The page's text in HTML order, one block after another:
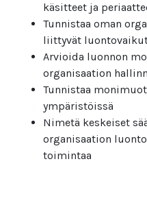
käsitteet ja
Tunnistaa oman
liittyvät
Arvioida luonnon
organisaation
Tunnistaa
ympäristöissä
Nimetä keskeiset
organisaation
toimintaa